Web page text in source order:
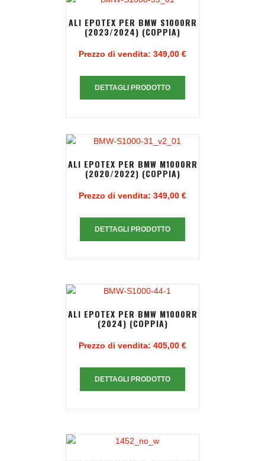
ALI EPOTEX PER BMW S1000RR
(2023/2024) (COPPIA)
Prezzo di vendita: 349,00 €
DETTAGLI PRODOTTO
ALI EPOTEX PER BMW M1000RR
(2020/2022) (COPPIA)
Prezzo di vendita: 349,00 €
DETTAGLI PRODOTTO
ALI EPOTEX PER BMW M1000RR
(2024) (COPPIA)
Prezzo di vendita: 405,00 €
DETTAGLI PRODOTTO